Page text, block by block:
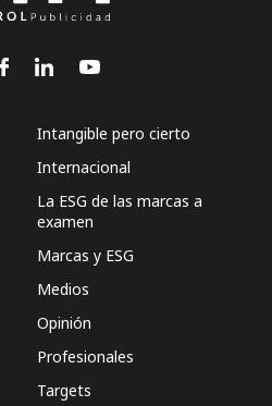
Intangible pero cierto
Internacional
La ESG de las marcas a
examen
Marcas y ESG
Medios
Opinión
Profesionales
Targets